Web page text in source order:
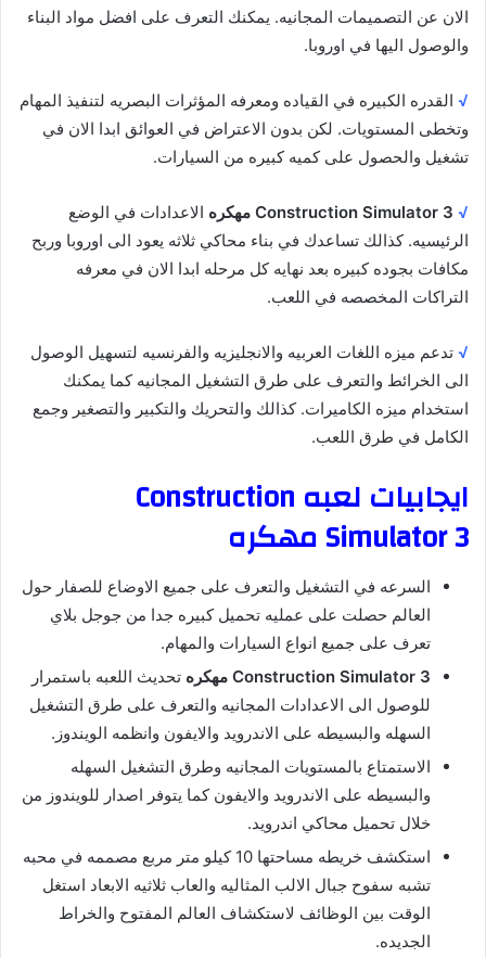
الان عن التصميمات المجانيه. يمكنك التعرف على افضل مواد البناء
والوصول اليها في اوروبا.
√ القدره الكبيره في القياده ومعرفه المؤثرات البصريه لتنفيذ المهام
وتخطى المستويات. لكن بدون الاعتراض في العوائق ابدا الان في
تشغيل والحصول على كميه كبيره من السيارات.
√ Construction Simulator 3 مهكره
الاعدادات في الوضع
الرئيسيه. كذالك تساعدك في بناء محاكي ثلاثه يعود الى اوروبا وربح
مكافات بجوده كبيره بعد نهايه كل مرحله ابدا الان في معرفه
التراكات المخصصه في اللعب.
√ تدعم ميزه اللغات العربيه والانجليزيه والفرنسيه لتسهيل الوصول
الى الخرائط والتعرف على طرق التشغيل المجانيه كما يمكنك
استخدام ميزه الكاميرات. كذالك والتحريك والتكبير والتصغير وجمع
الكامل في طرق اللعب.
ايجابيات لعبه Construction
Simulator 3 مهكره
السرعه في التشغيل والتعرف على جميع الاوضاع للصفار حول
العالم حصلت على عمليه تحميل كبيره جدا من جوجل بلاي
تعرف على جميع انواع السيارات والمهام.
Construction Simulator 3 مهكره
تحديث اللعبه باستمرار
للوصول الى الاعدادات المجانيه والتعرف على طرق التشغيل
السهله والبسيطه على الاندرويد والايفون وانظمه الويندوز.
الاستمتاع بالمستويات المجانيه وطرق التشغيل السهله
والبسيطه على الاندرويد والايفون كما يتوفر اصدار للويندوز من
خلال تحميل محاكي اندرويد.
استكشف خريطه مساحتها 10 كيلو متر مربع مصممه في محبه
تشبه سفوح جبال الالب المثاليه والعاب ثلاثيه الابعاد استغل
الوقت بين الوظائف لاستكشاف العالم المفتوح والخراط
الجديده.